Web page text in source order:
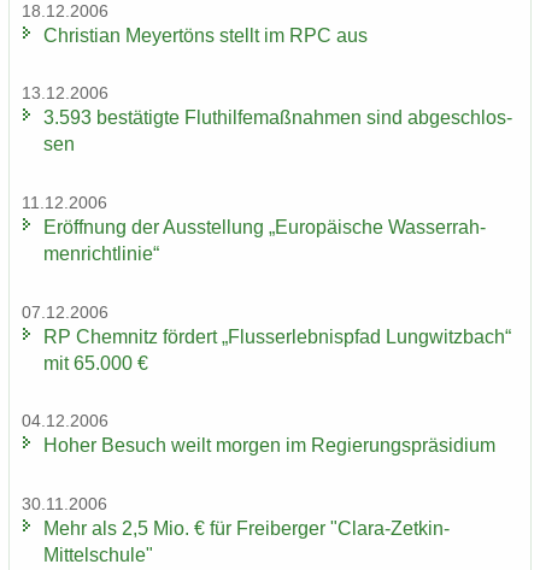
18.12.2006
Chris­ti­an Mey­er­töns stellt im RPC aus
13.12.2006
3.593 be­stä­tig­te Flut­hil­fe­maß­nah­men sind ab­ge­schlos­
sen
11.12.2006
Er­öff­nung der Aus­stel­lung „Eu­ro­päi­sche Was­ser­rah­
men­richt­li­nie“
07.12.2006
RP Chem­nitz för­dert „Fluss­erleb­nis­pfad Lung­witz­bach“
mit 65.000 €
04.12.2006
Hoher Be­such weilt mor­gen im Re­gie­rungs­prä­si­di­um
30.11.2006
Mehr als 2,5 Mio. € für Frei­ber­ger "Clara-​Zetkin-
Mittelschule"